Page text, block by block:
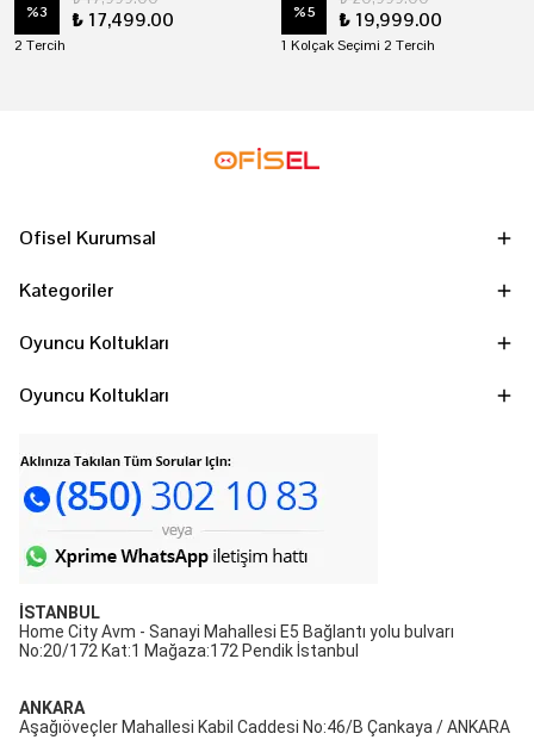
%3 ₺ 17,499.00
2 Tercih
%5 ₺ 19,999.00
1 Kolçak Seçimi 2 Tercih
Ofisel Kurumsal
Kategoriler
Oyuncu Koltukları
Oyuncu Koltukları
İSTANBUL
Home City Avm - Sanayi Mahallesi E5 Bağlantı yolu bulvarı
No:20/172 Kat:1 Mağaza:172 Pendik İstanbul
ANKARA
Aşağıöveçler Mahallesi Kabil Caddesi No:46/B Çankaya / ANKARA